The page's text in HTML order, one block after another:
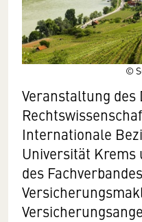
©
Veranstaltung
Internationale
Universität Krems
des